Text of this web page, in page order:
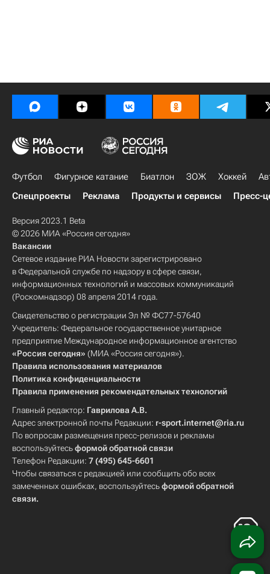
Футбол Фигурное катание Биатлон ЗОЖ Хоккей
Спецпроекты
Реклама Продукты и сервисы Пресс-
Версия 2023.1 Beta
© 2026 МИА «Россия сегодня»
Вакансии
Сетевое издание РИА Новости зарегистрировано
в Федеральной службе по надзору в сфере связи,
информационных технологий и массовых коммуникаций
(Роскомнадзор) 08 апреля 2014 года.
Свидетельство о регистрации Эл № ФС77-57640
Учредитель: Федеральное государственное унитарное
предприятие Международное информационное агентство
«Россия сегодня» (МИА «Россия сегодня»).
Правила использования материалов
Политика конфиденциальности
Правила применения рекомендательных технологий
Главный редактор: Гаврилова А.В.
Адрес электронной почты Редакции: r-sport.internet@ria.ru
По вопросам размещения пресс-релизов и рекламы
воспользуйтесьформой обратной связи
Телефон Редакции: 7 (495) 645-6601
Чтобы связаться с редакцией или сообщить обо всех
замеченных ошибках, воспользуйтесьформой обратной
связи.